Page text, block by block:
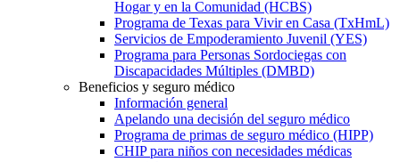
Hogar y en la Comunidad (HCBS)
Programa de Texas para Vivir en Casa (TxHmL)
Servicios de Empoderamiento Juvenil (YES)
Programa para Personas Sordociegas con
Discapacidades Múltiples (DMBD)
Beneficios y seguro médico
Información general
Apelando una decisión del seguro médico
Programa de primas de seguro médico (HIPP)
CHIP para niños con necesidades médicas